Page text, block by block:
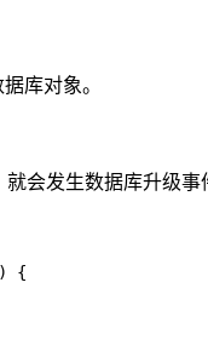
库对象。
会发生数据库升级事
{